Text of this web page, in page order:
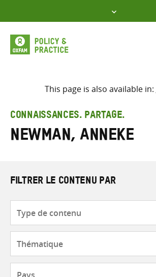
to
content
Saisir
les
termes
This page is also available in:
CONNAISSANCES. PARTAGE.
Newman, Anneke
FILTRER LE CONTENU PAR
contenu